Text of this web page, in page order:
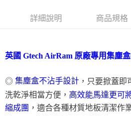
台灣樂天信用卡公司
台新國際商業銀行
中
AFTEE先享後付
AFTEE先享後付是「在收到商品之後才付款
便利好安心！
２．便利：只要手機號碼，簡訊認證，即可
３．安心：先確認商品／服務後，再付款。
【「AFTEE先享後付」結帳流程】
ATM付款
宅配
每筆NT$100，滿NT$490(含以上)免運
詳細說明 商品規格
英國 Gtech AirRam 原廠專用集塵
◎ 集塵盒不沾手設計 ，只要掀蓋
洗乾淨相當方便， 高效能馬達更可
縮成團 ，適合各種材質地板清潔作